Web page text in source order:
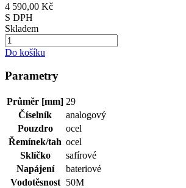
4 590,00 Kč
S DPH
Skladem
Do košíku
Parametry
Průměr [mm] 29
Číselník
analogový
Pouzdro
ocel
Řemínek/tah ocel
Sklíčko
safírové
Napájení
bateriové
Vodotěsnost
50M